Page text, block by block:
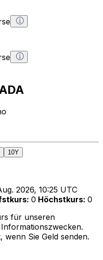
10Y
2026, 10:25 UTC
: 0 Höchstkurs: 0
für unseren
wenn Sie Geld senden.